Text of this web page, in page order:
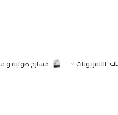
التلفزيونات مسارح صوتية و